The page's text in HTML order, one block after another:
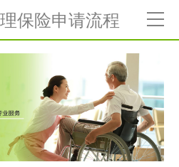
保险申请流程